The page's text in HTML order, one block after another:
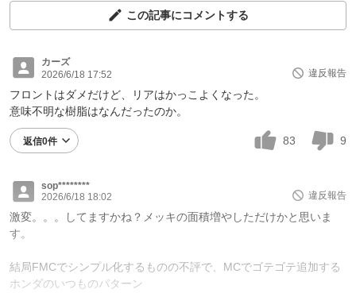
この記事にコメントする
カーズ
2026/6/18 17:52
違反報告
フロントはダメだけど、リアはかっこよくなった。
意味不明な樹脂はなんだったのか。
返信0件 83 9
sop********
2026/6/18 18:02
違反報告
激変。。。してますかね？メッキの面積増やしただけかと思いま
す。
結局FMCでシンプル化するものの不評で、MCでゴテゴテ追加する
ホンダのいつものパターン